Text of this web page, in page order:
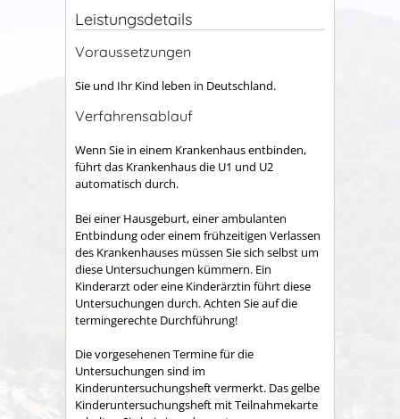
Leistungsdetails
Voraussetzungen
Sie und Ihr Kind leben in Deutschland.
Verfahrensablauf
Wenn Sie in einem Krankenhaus entbinden,
führt das Krankenhaus die U1 und U2
automatisch durch.
Bei einer Hausgeburt, einer ambulanten
Entbindung oder einem frühzeitigen Verlassen
des Krankenhauses müssen Sie sich selbst um
diese Untersuchungen kümmern. Ein
Kinderarzt oder eine Kinderärztin führt diese
Untersuchungen durch. Achten Sie auf die
termingerechte Durchführung!
Die vorgesehenen Termine für die
Untersuchungen sind im
Kinderuntersuchungsheft vermerkt. Das gelbe
Kinderuntersuchungsheft mit Teilnahmekarte